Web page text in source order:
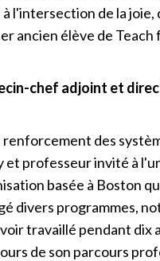
l'intersection de la
ancien élève de Teach
chef adjoint et
des
et professeur invité à
basée à Boston
divers programmes,
travaillé pendant dix
de son parcours